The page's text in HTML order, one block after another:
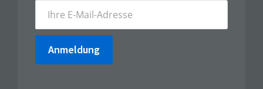
Anmeldung